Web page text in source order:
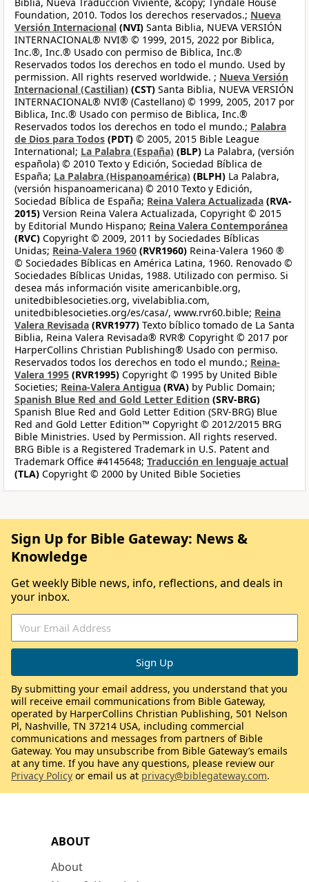
Foundation, 2010. Todos los derechos reservados.; Nueva
Versión Internacional (NVI) Santa Biblia, NUEVA VERSIÓN
INTERNACIONAL® NVI® © 1999, 2015, 2022 por Biblica,
Inc.®, Inc.® Usado con permiso de Biblica, Inc.®
Reservados todos los derechos en todo el mundo. Used by
permission. All rights reserved worldwide. ; Nueva Versión
Internacional (Castilian) (CST) Santa Biblia, NUEVA VERSIÓN
INTERNACIONAL® NVI® (Castellano) © 1999, 2005, 2017 por
Biblica, Inc.® Usado con permiso de Biblica, Inc.®
Reservados todos los derechos en todo el mundo.; Palabra
de Dios para Todos (PDT) © 2005, 2015 Bible League
International; La Palabra (España) (BLP) La Palabra, (versión
española) © 2010 Texto y Edición, Sociedad Bíblica de
España; La Palabra (Hispanoamérica) (BLPH) La Palabra,
(versión hispanoamericana) © 2010 Texto y Edición,
Sociedad Bíblica de España; Reina Valera Actualizada (RVA-
2015) Version Reina Valera Actualizada, Copyright © 2015
by Editorial Mundo Hispano; Reina Valera Contemporánea
(RVC) Copyright © 2009, 2011 by Sociedades Bíblicas
Unidas; Reina-Valera 1960 (RVR1960) Reina-Valera 1960 ®
© Sociedades Bíblicas en América Latina, 1960. Renovado ©
Sociedades Bíblicas Unidas, 1988. Utilizado con permiso. Si
desea más información visite americanbible.org,
unitedbiblesocieties.org, vivelabiblia.com,
unitedbiblesocieties.org/es/casa/, www.rvr60.bible; Reina
Valera Revisada (RVR1977) Texto bíblico tomado de La Santa
Biblia, Reina Valera Revisada® RVR® Copyright © 2017 por
HarperCollins Christian Publishing® Usado con permiso.
Reservados todos los derechos en todo el mundo.; Reina-
Valera 1995 (RVR1995) Copyright © 1995 by United Bible
Societies; Reina-Valera Antigua (RVA) by Public Domain;
Spanish Blue Red and Gold Letter Edition (SRV-BRG)
Spanish Blue Red and Gold Letter Edition (SRV-BRG) Blue
Red and Gold Letter Edition™ Copyright © 2012/2015 BRG
Bible Ministries. Used by Permission. All rights reserved.
BRG Bible is a Registered Trademark in U.S. Patent and
Trademark Office #4145648; Traducción en lenguaje actual
(TLA) Copyright © 2000 by United Bible Societies
ABOUT
About
Sign Up for Bible Gateway: News &
Knowledge
Get weekly Bible news, info, reflections, and deals in
your inbox.
By submitting your email address, you understand that you
will receive email communications from Bible Gateway,
operated by HarperCollins Christian Publishing, 501 Nelson
Pl, Nashville, TN 37214 USA, including commercial
communications and messages from partners of Bible
Gateway. You may unsubscribe from Bible Gateway’s emails
at any time. If you have any questions, please review our
Privacy Policy or email us at privacy@biblegateway.com.